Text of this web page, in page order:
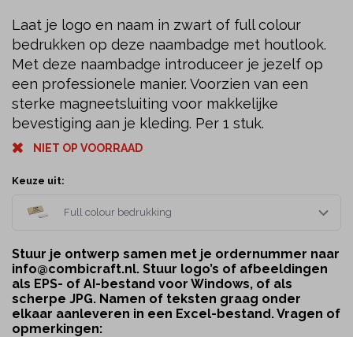
Laat je logo en naam in zwart of full colour
bedrukken op deze naambadge met houtlook.
Met deze naambadge introduceer je jezelf op
een professionele manier. Voorzien van een
sterke magneetsluiting voor makkelijke
bevestiging aan je kleding. Per 1 stuk.
NIET OP VOORRAAD
Keuze uit:
Full colour bedrukking
Stuur je ontwerp samen met je ordernummer naar
info@combicraft.nl. Stuur logo’s of afbeeldingen
als EPS- of AI-bestand voor Windows, of als
scherpe JPG. Namen of teksten graag onder
elkaar aanleveren in een Excel-bestand. Vragen of
opmerkingen: